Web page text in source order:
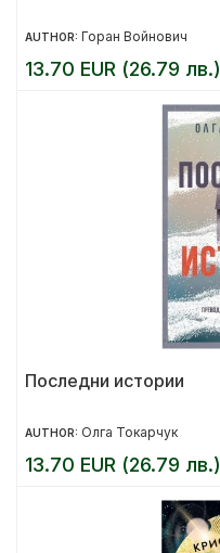
AUTHOR: Горан Войнович
13.70 EUR (26.79 лв.)
Последни истории
AUTHOR: Олга Токарчук
13.70 EUR (26.79 лв.)